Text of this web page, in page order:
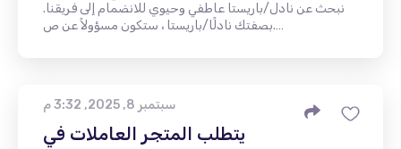
نبحث عن نادل/باريستا عاطفي وحيوي للانضمام إلى فريقنا.
بصفتك نادلًا/باريستا ، ستكون مسؤولاً عن ص.…
سبتمبر 8, 2025, 3:32 م
يتطلب المتجر العاملات في